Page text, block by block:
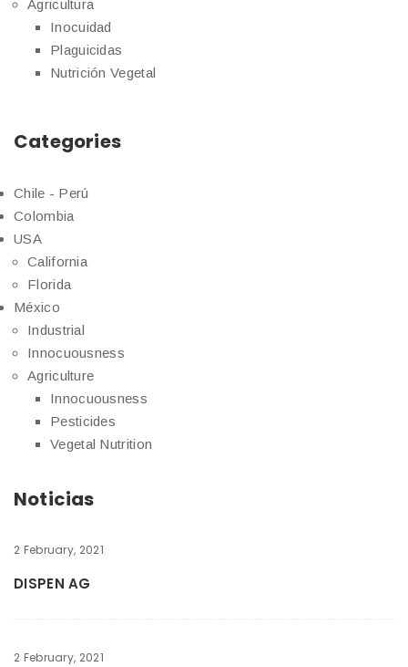
Agricultura
Inocuidad
Plaguicidas
Nutrición Vegetal
Categories
Chile - Perú
Colombia
USA
California
Florida
México
Industrial
Innocuousness
Agriculture
Innocuousness
Pesticides
Vegetal Nutrition
Noticias
2 February, 2021
DISPEN AG
2 February, 2021